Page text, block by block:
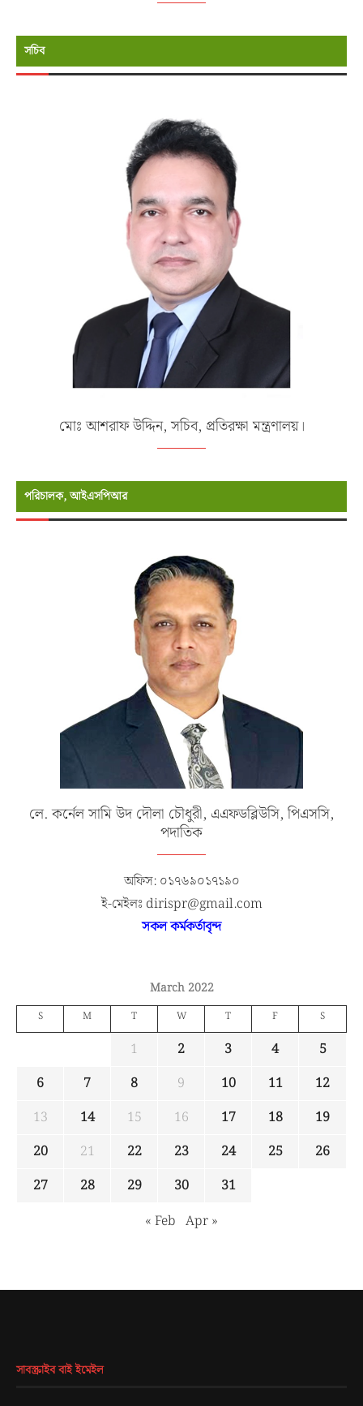
সচিব
মোঃ আশরাফ উদ্দিন, সচিব, প্রতিরক্ষা মন্ত্রণালয়।
পরিচালক, আইএসপিআর
লে. কর্নেল সামি উদ দৌলা চৌধুরী, এএফডব্লিউসি, পিএসসি,
পদাতিক
অফিস: ০১৭৬৯০১৭১৯০
ই-মেইলঃ dirispr@gmail.com
সকল কর্মকর্তাবৃন্দ
March 2022
S M T W T F S
1 2 3 4
5
6
7 8 9 10 11
12
13
14 15 16 17 18
19
20
21 22 23 24 25
26
27
28 29 30
31
« Feb Apr »
সাবস্ক্রাইব বাই ইমেইল